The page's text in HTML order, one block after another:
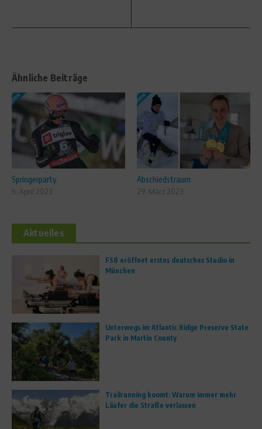
Ähnliche Beiträge
Springerparty
5. April 2023
Abschiedstraum
29. März 2023
Aktuelles
FS8 eröffnet erstes deutsches Studio in
München
Unterwegs im Atlantic Ridge Preserve State
Park in Martin County
Trailrunning boomt: Warum immer mehr
Läufer die Straße verlassen